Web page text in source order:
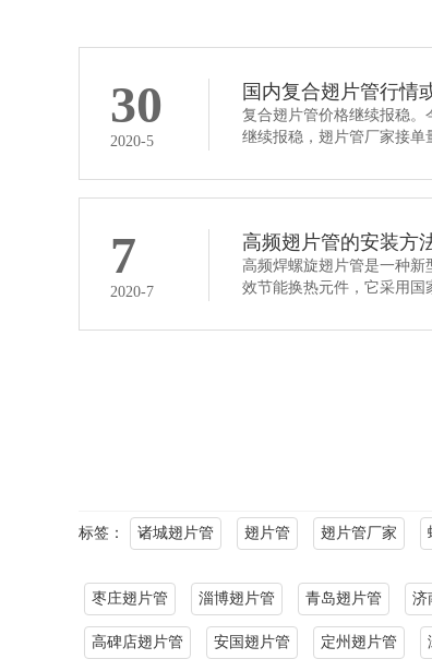
30
2020-5
国内复合翅片管行情
复合翅片管价格继续报稳。
继续报稳，翅片管厂家接
7
2020-7
高频翅片管的安装方
高频焊螺旋翅片管是一种
效节能换热元件，它采用
标签： 诸城翅片管 翅片管 翅片管厂家
枣庄翅片管 淄博翅片管 青岛翅片管 济
高碑店翅片管 安国翅片管 定州翅片管